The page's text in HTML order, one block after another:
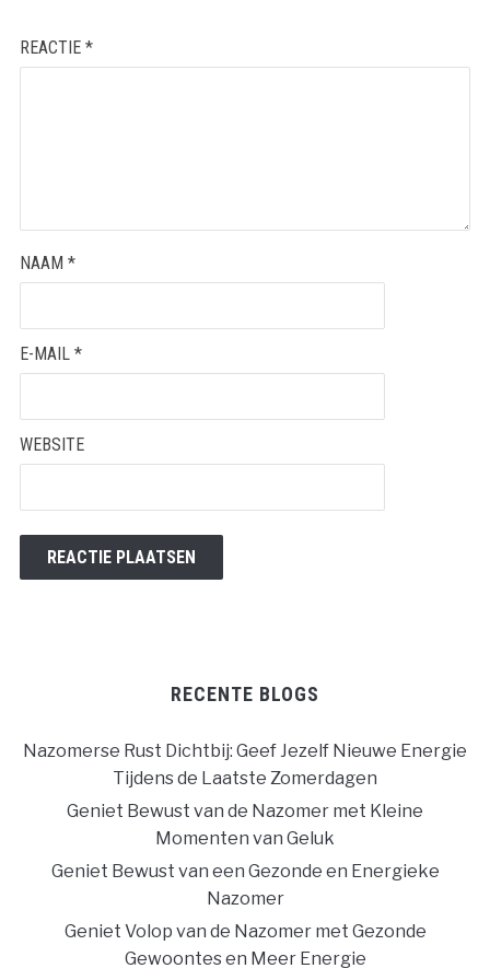
REACTIE *
NAAM *
E-MAIL *
WEBSITE
RECENTE BLOGS
Nazomerse Rust Dichtbij: Geef Jezelf Nieuwe Energie
Tijdens de Laatste Zomerdagen
Geniet Bewust van de Nazomer met Kleine
Momenten van Geluk
Geniet Bewust van een Gezonde en Energieke
Nazomer
Geniet Volop van de Nazomer met Gezonde
Gewoontes en Meer Energie